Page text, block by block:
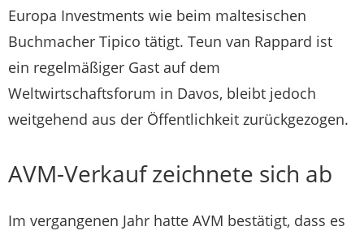
Europa Investments wie beim maltesischen
Buchmacher Tipico tätigt. Teun van Rappard ist
ein regelmäßiger Gast auf dem
Weltwirtschaftsforum in Davos, bleibt jedoch
weitgehend aus der Öffentlichkeit zurückgezogen.
AVM-Verkauf zeichnete sich ab
Im vergangenen Jahr hatte AVM bestätigt, dass es